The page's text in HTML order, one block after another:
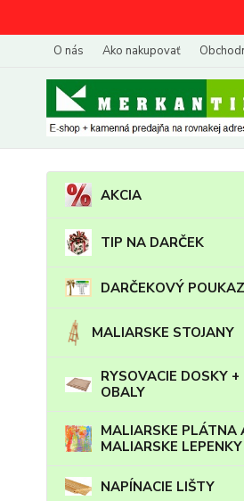
O nás Ako nakupovať
AKCIA
TIP NA DARČEK
DARČEKOVÝ POUKAZ
MALIARSKE STOJANY
RYSOVACIE DOSKY +
OBALY
MALIARSKE PLÁTNA
MALIARSKE LEPENKY
NAPÍNACIE LIŠTY